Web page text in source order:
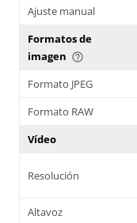
Ajuste manual
Formatos de
imagen help_outline
Formato JPEG
Formato RAW
Vídeo
Resolución
Altavoz